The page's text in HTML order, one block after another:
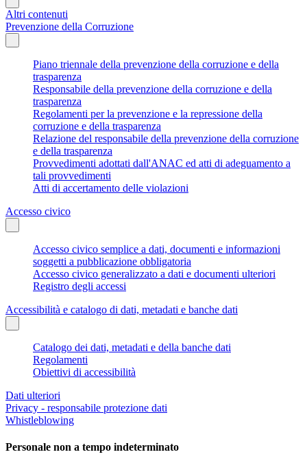
Altri contenuti
Prevenzione della Corruzione
Piano triennale della prevenzione della corruzione e della
trasparenza
Responsabile della prevenzione della corruzione e della
trasparenza
Regolamenti per la prevenzione e la repressione della
corruzione e della trasparenza
Relazione del responsabile della prevenzione della corruzione
e della trasparenza
Provvedimenti adottati dall'ANAC ed atti di adeguamento a
tali provvedimenti
Atti di accertamento delle violazioni
Accesso civico
Accesso civico semplice a dati, documenti e informazioni
soggetti a pubblicazione obbligatoria
Accesso civico generalizzato a dati e documenti ulteriori
Registro degli accessi
Accessibilità e catalogo di dati, metadati e banche dati
Catalogo dei dati, metadati e della banche dati
Regolamenti
Obiettivi di accessibilità
Dati ulteriori
Privacy - responsabile protezione dati
Whistleblowing
Personale non a tempo indeterminato